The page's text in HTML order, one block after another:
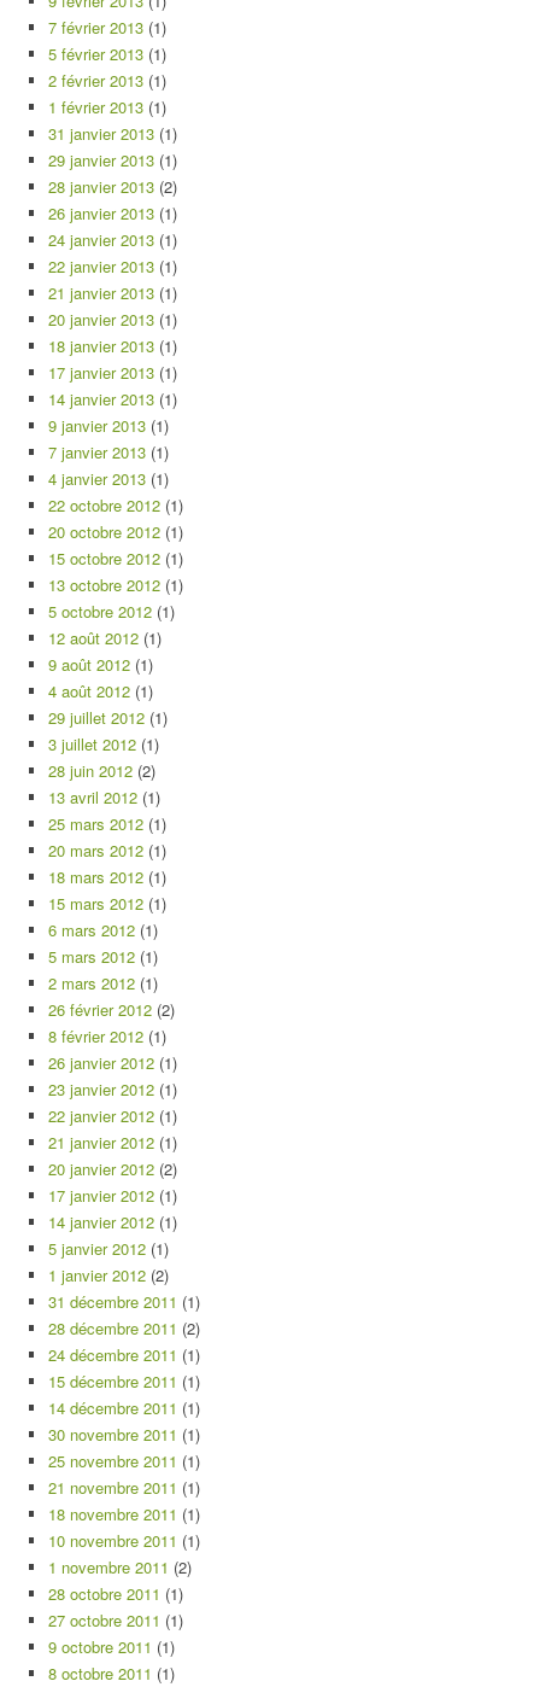
7 février 2013 (1)
5 février 2013 (1)
2 février 2013 (1)
1 février 2013 (1)
31 janvier 2013 (1)
29 janvier 2013 (1)
28 janvier 2013 (2)
26 janvier 2013 (1)
24 janvier 2013 (1)
22 janvier 2013 (1)
21 janvier 2013 (1)
20 janvier 2013 (1)
18 janvier 2013 (1)
17 janvier 2013 (1)
14 janvier 2013 (1)
9 janvier 2013 (1)
7 janvier 2013 (1)
4 janvier 2013 (1)
22 octobre 2012 (1)
20 octobre 2012 (1)
15 octobre 2012 (1)
13 octobre 2012 (1)
5 octobre 2012 (1)
12 août 2012 (1)
9 août 2012 (1)
4 août 2012 (1)
29 juillet 2012 (1)
3 juillet 2012 (1)
28 juin 2012 (2)
13 avril 2012 (1)
25 mars 2012 (1)
20 mars 2012 (1)
18 mars 2012 (1)
15 mars 2012 (1)
6 mars 2012 (1)
5 mars 2012 (1)
2 mars 2012 (1)
26 février 2012 (2)
8 février 2012 (1)
26 janvier 2012 (1)
23 janvier 2012 (1)
22 janvier 2012 (1)
21 janvier 2012 (1)
20 janvier 2012 (2)
17 janvier 2012 (1)
14 janvier 2012 (1)
5 janvier 2012 (1)
1 janvier 2012 (2)
31 décembre 2011 (1)
28 décembre 2011 (2)
24 décembre 2011 (1)
15 décembre 2011 (1)
14 décembre 2011 (1)
30 novembre 2011 (1)
25 novembre 2011 (1)
21 novembre 2011 (1)
18 novembre 2011 (1)
10 novembre 2011 (1)
1 novembre 2011 (2)
28 octobre 2011 (1)
27 octobre 2011 (1)
9 octobre 2011 (1)
8 octobre 2011 (1)